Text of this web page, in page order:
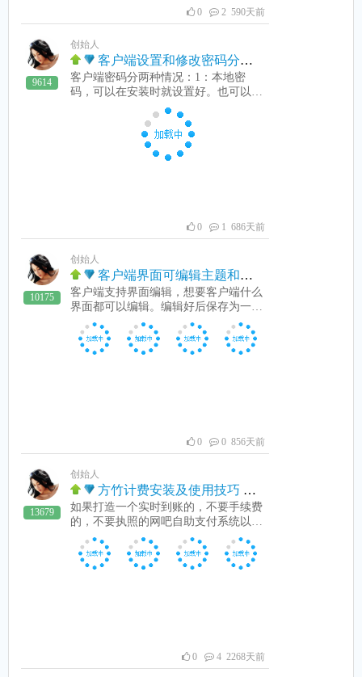
收付款->二维码收钱->设置金额->保存
收款码这样就保存到手机相册中了。然
后打开相册，把二维码通过QQ-》我的
电脑就可以传到电脑QQ上了。 a:进
入微信 【我】-【钱包】-【收付款】-
【二维码收款】-【设置金额】-【保存
收款码】 b:把保存的二维码用QQ或
其它方法传送到收费上，并在收费
机“设置系统”中，加入这些二维码图片
即可。请勿加截图 c:.建议每个定价至
少传5张二维码， 如定价1元，分别 1.
0、10.01、10.02、10.03、10.04、10.05
元 5张 的二维码。 等金额，如果同时
付款人数多的，即订单量大的适当增加
张数这里必需注意：金额和收款码金额
必需一致，一分也不能相差，否则顾客
支付了，微信或支付宝也收到了，但收
费机没法解锁或充值成功。发现有的老
板反映支付成功了不解锁或不充值，询
问后才知道，金额为20.01元，收款码
换。请看视频 二：客户端计费界面自
定方法见下面方法：
0 2 590天前
9614
创始人
客户端设置和修改密码分两种情况
客户端密码分两种情况：1：本地密
码，可以在安装时就设置好。也可以安
装好后，运行，在设置系统中设置好。
本地密码是当客户端刚运行时，没有连
接上收费端，可以用这个密码管理。如
果没有设置默认密码为：1111本地密码
需要把还原先设置成不还原，保存好密
置一至，不然自己都忘记了。3：当客
户端连接上收费端时，管理密码就和收
费端的登录账号是密码一样了。连接上
收费端，本地密码将不能用。4：在收
费端设置系统-》客户端-》客户端管理
密码 可以更新客户端本地密码，前提
是客户端没有还原。本地密码是没有连
接上收费端用的，连接上后，就不能用
本地密码了。不想让管理员解锁客户
端，只要设置好密码不让管理员知道。
0 1 686天前
10175
创始人
客户端界面可编辑主题和换主题
客户端支持界面编辑，想要客户端什么
界面都可以编辑。编辑好后保存为一个
主题，就可以换上了。也可以用别的主
题的，在右键单-》设置里设置主题。
技巧是首先选择一张你想的界面背景
进入设置系统，换上自己喜欢的即可。
0 0 856天前
13679
创始人
方竹计费安装及使用技巧
如果打造一个实时到账的，不要手续费
的，不要执照的网吧自助支付系统以实
现无人值守？请详细看看下面的方法：
1：用浏览器打开bbs.fangzu.com网址，
点上面“软件下载”。2：下载后，解开
下）。5：在电脑上安装电脑微信并运
行登录。微信自助支付就实现了。6：
0 4 2268天前